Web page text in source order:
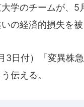
学のチームが、
の経済的損失を
3日付）「変異株
伝える。